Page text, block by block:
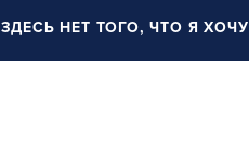
ЗДЕСЬ НЕТ ТОГО, ЧТО Я ХОЧУ